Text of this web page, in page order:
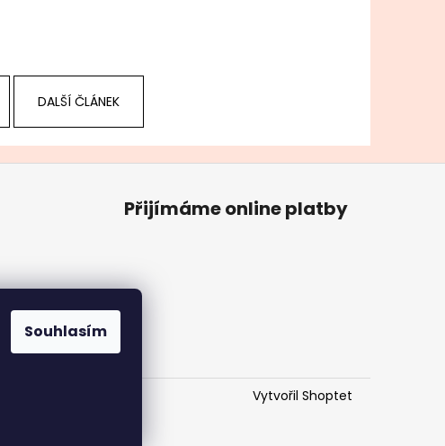
Souhlasím
DALŠÍ ČLÁNEK
Přijímáme online platby
Vytvořil Shoptet